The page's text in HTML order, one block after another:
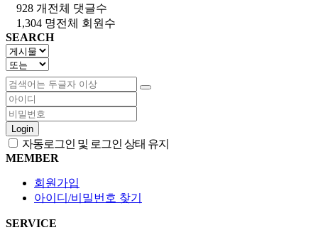
928 개 전체 댓글수
1,304 명전체 회원수
SEARCH
Login
자동로그인 및 로그인 상태 유지
MEMBER
회원가입
아이디/비밀번호 찾기
SERVICE